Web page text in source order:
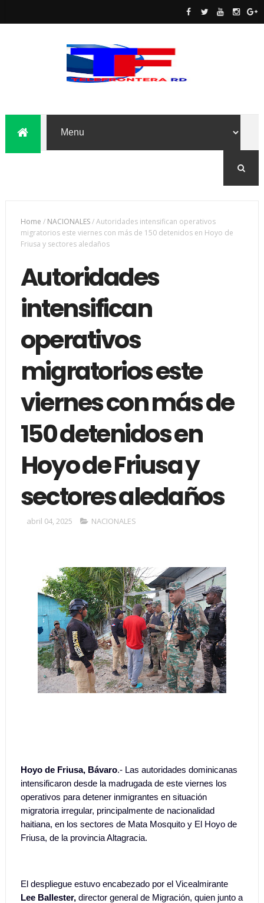
Home / NACIONALES/Autoridades intensifican operativos
migratorios este viernes con más de 150 detenidos en Hoyo de
Friusa y sectores aledaños
Autoridades
intensifican
operativos
migratorios este
viernes con más de
150 detenidos en
Hoyo de Friusa y
sectores aledaños
abril 04, 2025 NACIONALES
Hoyo de Friusa, Bávaro.- Las autoridades dominicanas
intensificaron desde la madrugada de este viernes los
operativos para detener inmigrantes en situación
migratoria irregular, principalmente de nacionalidad
haitiana, en los sectores de Mata Mosquito y El Hoyo de
Friusa, de la provincia Altagracia.
El despliegue estuvo encabezado por el Vicealmirante
Lee Ballester,director general de Migración, quien junto a